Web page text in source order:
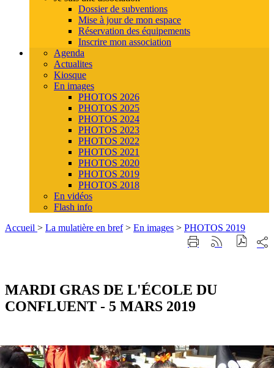
Dossier de subventions
Mise à jour de mon espace
Réservation des équipements
Inscrire mon association
Agenda
Actualites
Kiosque
En images
PHOTOS 2026
PHOTOS 2025
PHOTOS 2024
PHOTOS 2023
PHOTOS 2022
PHOTOS 2021
PHOTOS 2020
PHOTOS 2019
PHOTOS 2018
En vidéos
Flash info
Accueil > La mulatière en bref > En images > PHOTOS 2019
ImprimerGénérer
sur
MARDI GRAS DE L'ÉCOLE DU
CONFLUENT - 5 MARS 2019